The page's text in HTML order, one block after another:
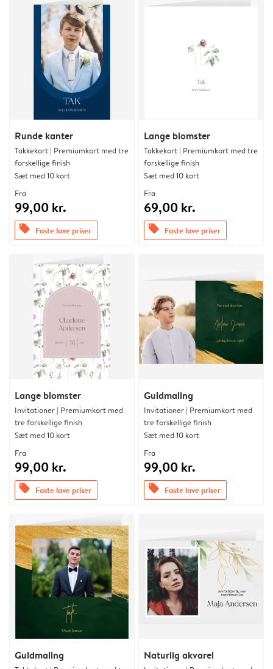
Runde kanter
Takkekort | Premiumkort med tre
forskellige finish
Sæt med 10 kort
Fra
99,00 kr.
offers Faste lave priser
Lange blomster
Takkekort | Premiumkort med tre
forskellige finish
Sæt med 10 kort
Fra
69,00 kr.
offers Faste lave priser
Lange blomster
Invitationer | Premiumkort med
tre forskellige finish
Sæt med 10 kort
Fra
99,00 kr.
offers Faste lave priser
Guldmaling
Invitationer | Premiumkort med
tre forskellige finish
Sæt med 10 kort
Fra
99,00 kr.
offers Faste lave priser
Guldmaling Naturlig akvarel